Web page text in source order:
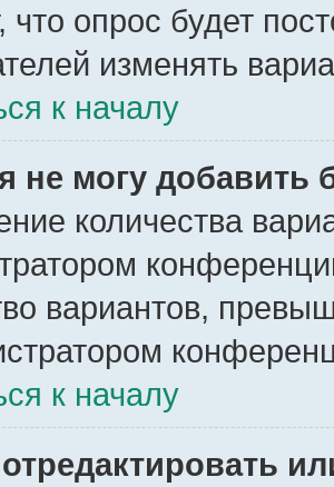
что опрос будет
изменять
к началу
не могу добавить
количества
вариантов,
к началу